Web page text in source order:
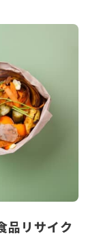
品リサイク